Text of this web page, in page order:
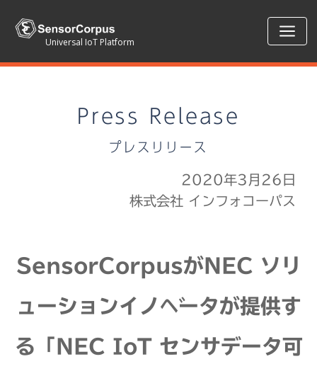
Universal IoT Platform
Press Release
プレスリリース
2020年3月26日
株式会社 インフォコーパス
SensorCorpusがNEC ソリ
ューションイノベータが提供す
る「NEC IoT センサデータ可